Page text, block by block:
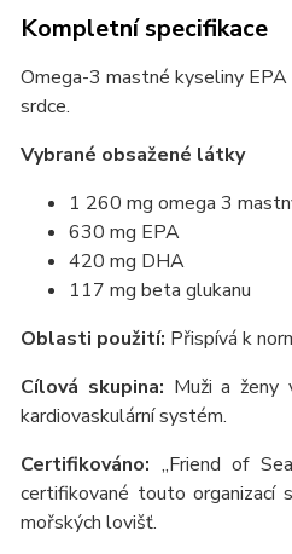
Kompletní specifikace
Omega-3 mastné kyseliny
srdce.
Vybrané obsažené látky
1 260 mg omega 3
630 mg EPA
420 mg DHA
117 mg beta glukanu
Oblasti použití: Přispívá k
Cílová skupina: Muži a ženy
kardiovaskulární systém.
Certifikováno: „Friend of
certifikované touto organizací
mořských lovišť.